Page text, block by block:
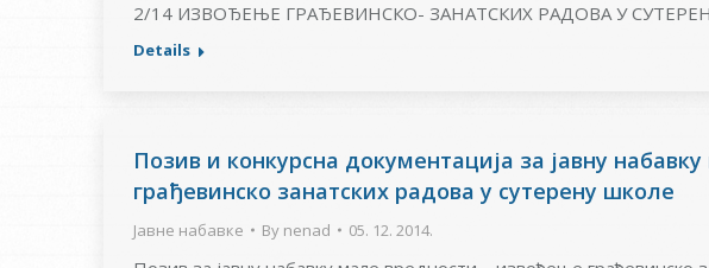
2/14 ИЗВОЂЕЊЕ ГРАЂЕВИНСКО- ЗАНАТСКИХ РАДОВА У
Details
Позив и конкурснa документацијa за јавну
грађевинско занатских радова у сутерену школе
Јавне набавке By nenad 05. 12. 2014.